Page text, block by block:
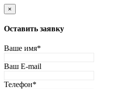
×
Оставить заявку
Ваше имя*
Ваш E-mail
Телефон*